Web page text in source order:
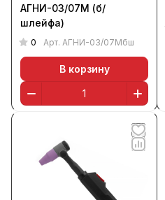
АГНИ-03/07М (б/
шлейфа)
0 Арт. АГНИ-03/07Мбш
В корзину